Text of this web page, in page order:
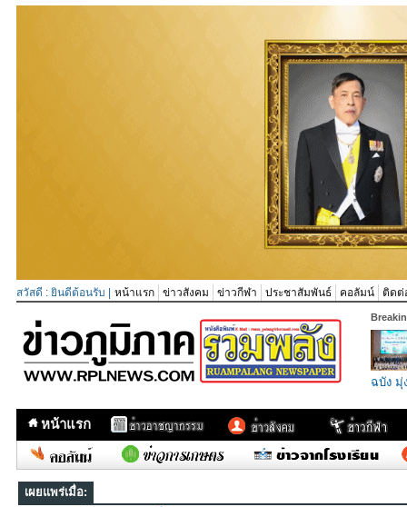
สวัสดี : ยินดีต้อนรับ | หน้าแรก ข่าวสังคม ข่าวกีฬา ประชาสัมพันธ์ คอลัมน์ ติดต่
ฉบัง มุ่
หน้าแรก
เผยแพร่เมื่อ: